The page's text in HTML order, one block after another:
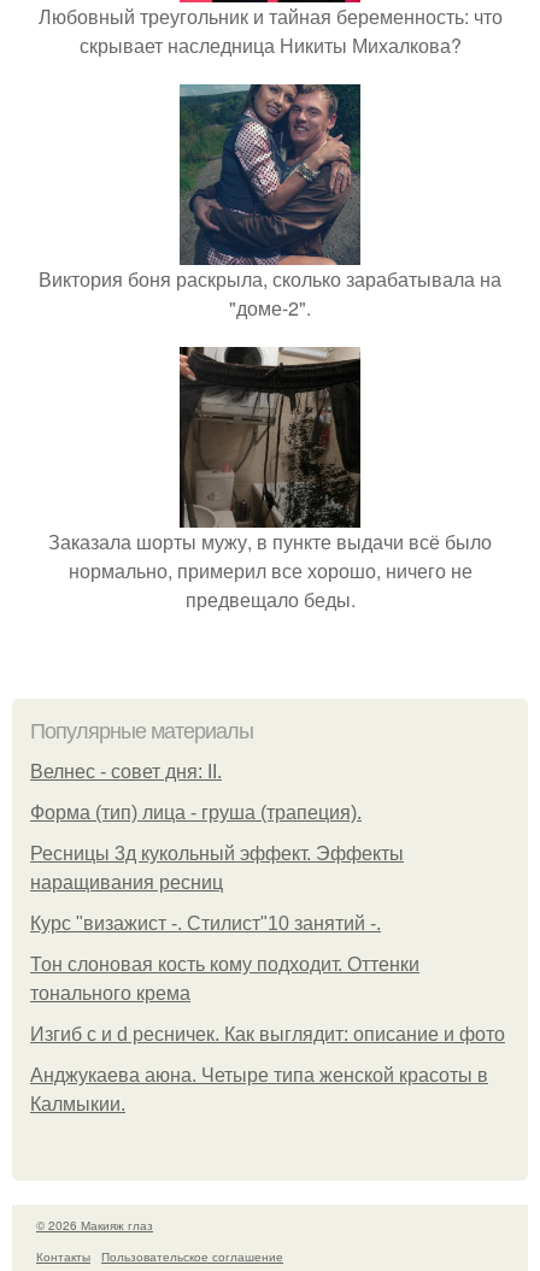
Любовный треугольник и тайная беременность: что
скрывает наследница Никиты Михалкова?
Виктория боня раскрыла, сколько зарабатывала на
"доме-2".
Заказала шорты мужу, в пункте выдачи всё было
нормально, примерил все хорошо, ничего не
предвещало беды.
Популярные материалы
Велнес - совет дня: II.
Форма (тип) лица - груша (трапеция).
Ресницы 3д кукольный эффект. Эффекты
наращивания ресниц
Курс "визажист -. Стилист"10 занятий -.
Тон слоновая кость кому подходит. Оттенки
тонального крема
Изгиб c и d ресничек. Как выглядит: описание и фото
Анджукаева аюна. Четыре типа женской красоты в
Калмыкии.
© 2026 Макияж глаз
Контакты
Пользовательское соглашение